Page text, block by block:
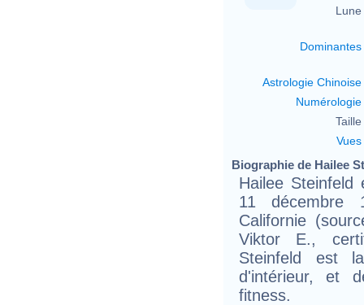
Lune
Dominantes
Astrologie Chinoise
Numérologie
Taille
Vues
Biographie de Hailee
Hailee
11 décembre
Californie
Viktor E.,
Steinfeld est
d'intérieur, et
fitness.